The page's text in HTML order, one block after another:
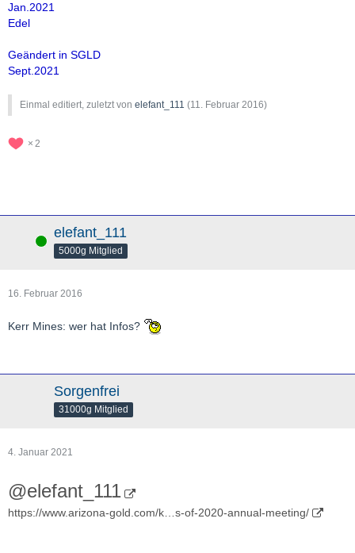
Jan.2021
Edel
Geändert in SGLD
Sept.2021
Einmal editiert, zuletzt von elefant_111 (11. Februar 2016)
2
Online elefant_111
5000g Mitglied
16. Februar 2016
Kerr Mines: wer hat Infos?
Sorgenfrei
31000g Mitglied
4. Januar 2021
@elefant_111
https://www.arizona-gold.com/k…s-of-2020-annual-meeting/